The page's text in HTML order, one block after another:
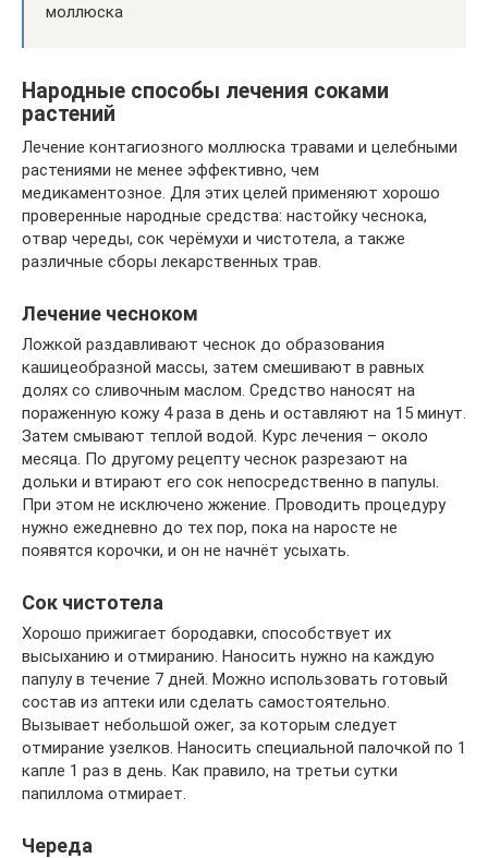
моллюска
Народные способы лечения соками
растений
Лечение контагиозного моллюска травами и целебными
растениями не менее эффективно, чем
медикаментозное. Для этих целей применяют хорошо
проверенные народные средства: настойку чеснока,
отвар череды, сок черёмухи и чистотела, а также
различные сборы лекарственных трав.
Лечение чесноком
Ложкой раздавливают чеснок до образования
кашицеобразной массы, затем смешивают в равных
долях со сливочным маслом. Средство наносят на
пораженную кожу 4 раза в день и оставляют на 15 минут.
Затем смывают теплой водой. Курс лечения – около
месяца. По другому рецепту чеснок разрезают на
дольки и втирают его сок непосредственно в папулы.
При этом не исключено жжение. Проводить процедуру
нужно ежедневно до тех пор, пока на наросте не
появятся корочки, и он не начнёт усыхать.
Сок чистотела
Хорошо прижигает бородавки, способствует их
высыханию и отмиранию. Наносить нужно на каждую
папулу в течение 7 дней. Можно использовать готовый
состав из аптеки или сделать самостоятельно.
Вызывает небольшой ожег, за которым следует
отмирание узелков. Наносить специальной палочкой по 1
капле 1 раз в день. Как правило, на третьи сутки
папиллома отмирает.
Череда